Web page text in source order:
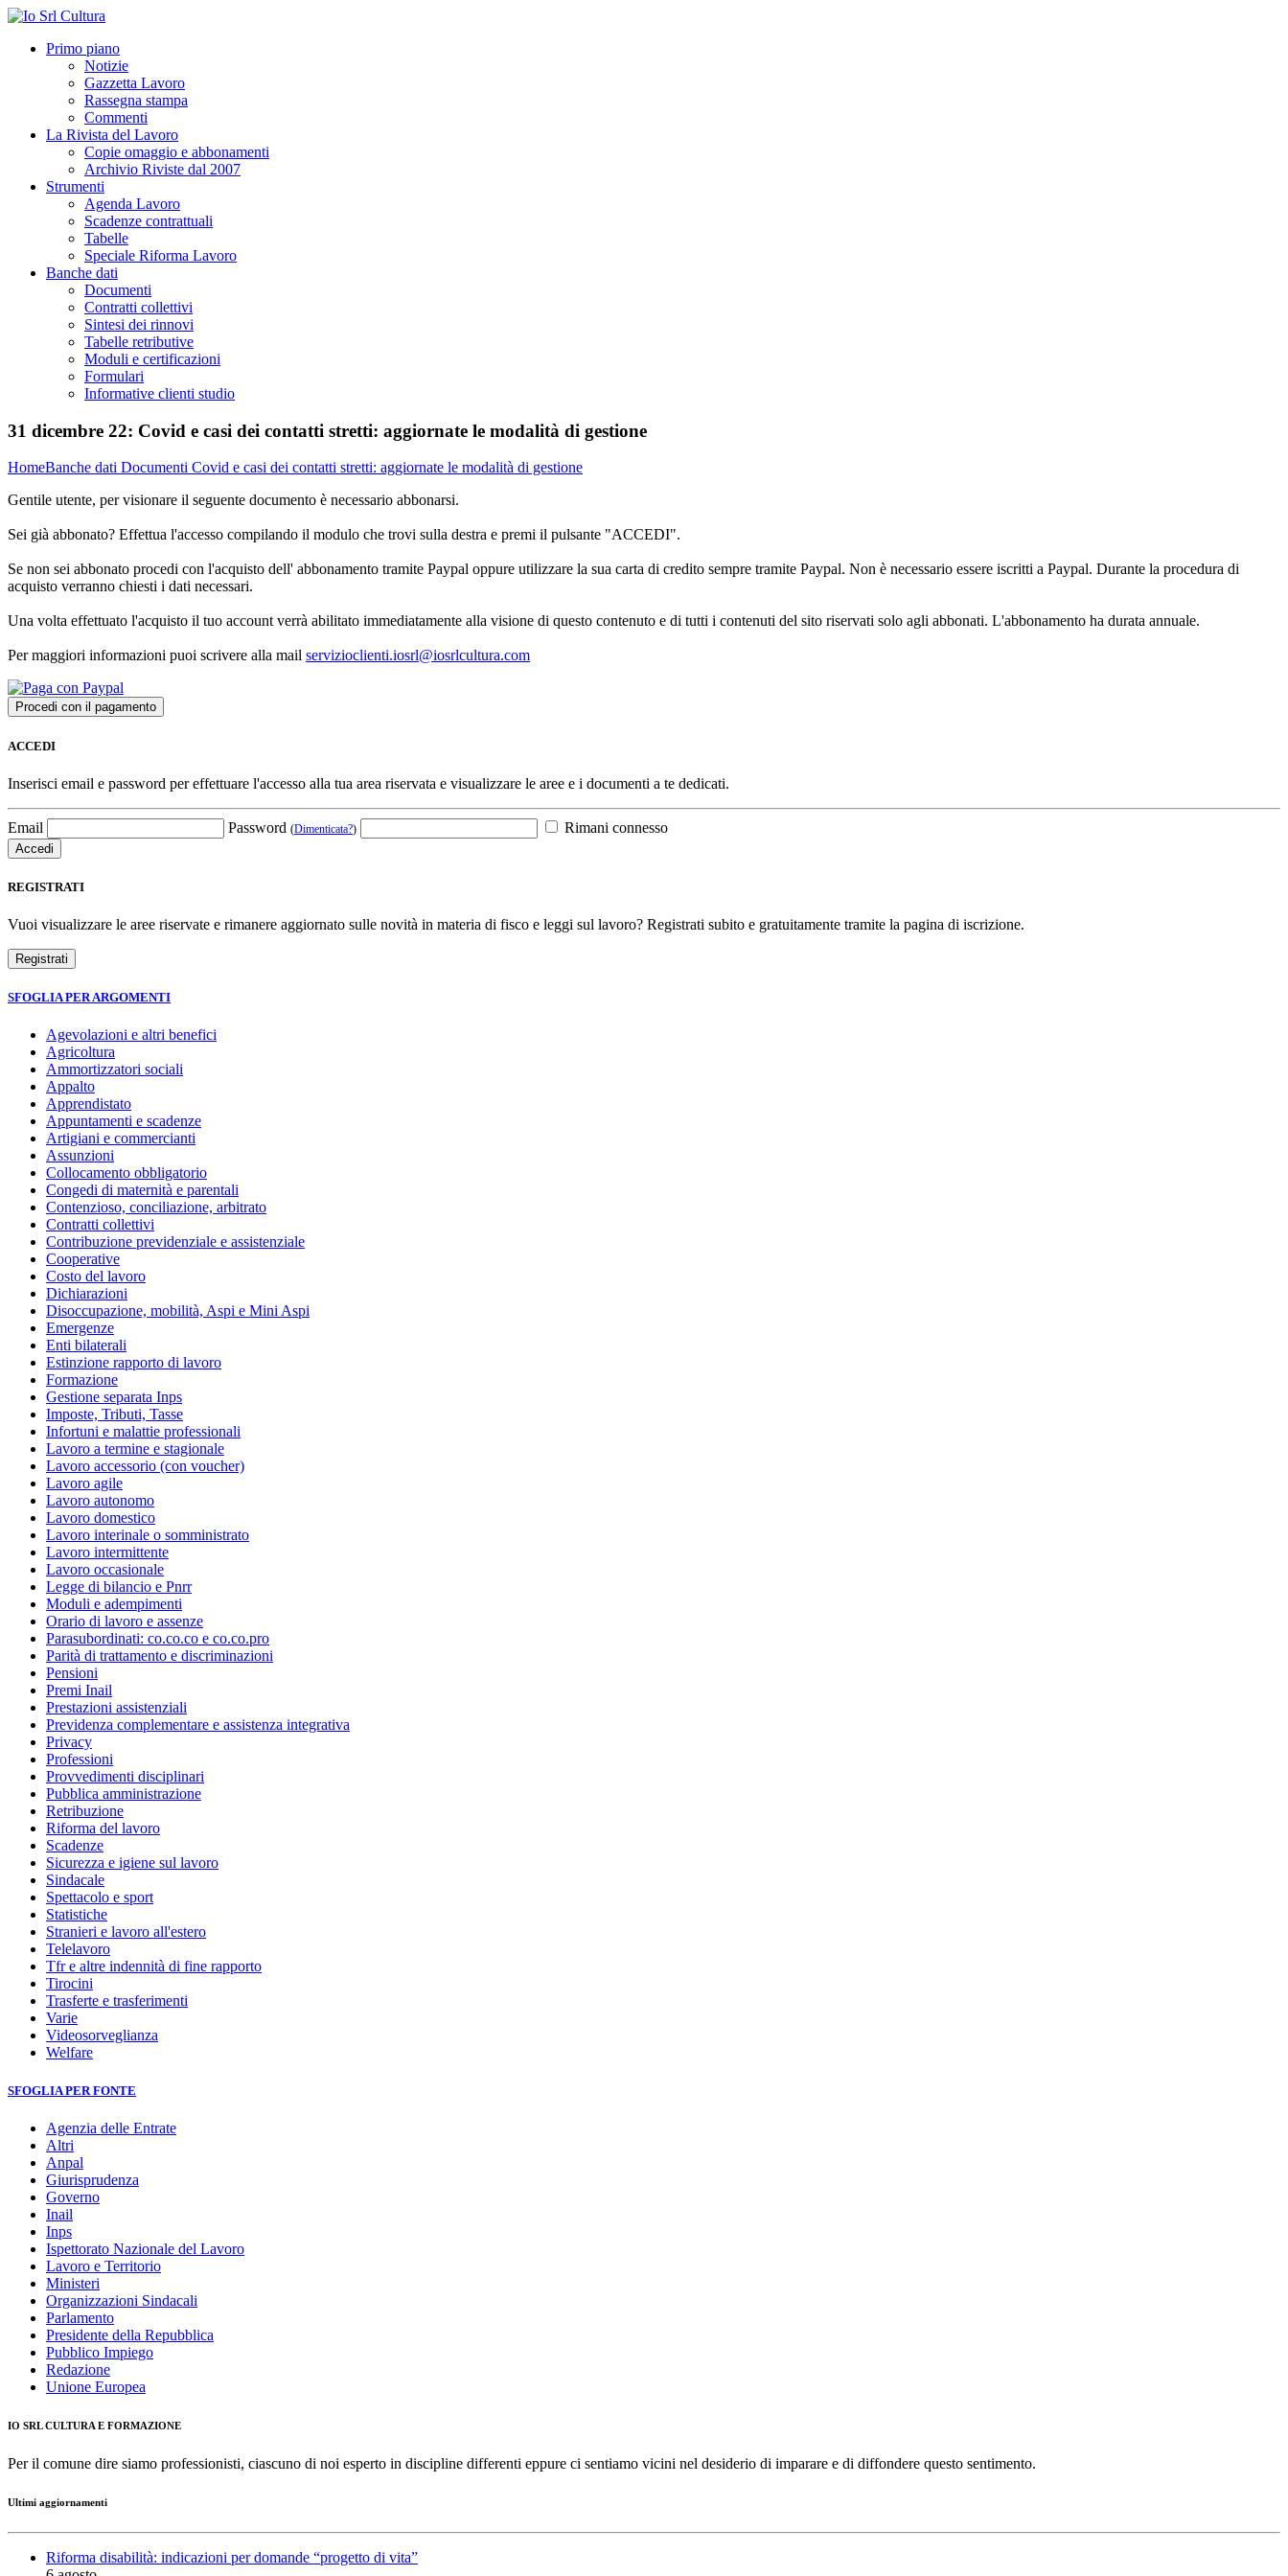
Primo piano
Notizie
Gazzetta Lavoro
Rassegna stampa
Commenti
La Rivista del Lavoro
Copie omaggio e abbonamenti
Archivio Riviste dal 2007
Strumenti
Agenda Lavoro
Scadenze contrattuali
Tabelle
Speciale Riforma Lavoro
Banche dati
Documenti
Contratti collettivi
Sintesi dei rinnovi
Tabelle retributive
Moduli e certificazioni
Formulari
Informative clienti studio
31 dicembre 22: Covid e casi dei contatti stretti: aggiornate le modalità di gestione
HomeBanche dati Documenti Covid e casi dei contatti stretti: aggiornate le modalità di gestione
Gentile utente, per visionare il seguente documento è necessario abbonarsi.
Sei già abbonato? Effettua l'accesso compilando il modulo che trovi sulla destra e premi il pulsante "ACCEDI".
Se non sei abbonato procedi con l'acquisto dell' abbonamento tramite Paypal oppure utilizzare la sua carta di credito sempre tramite Paypal. Non è necessario essere iscritti a Paypal. Durante la procedura di
acquisto verranno chiesti i dati necessari.
Una volta effettuato l'acquisto il tuo account verrà abilitato immediatamente alla visione di questo contenuto e di tutti i contenuti del sito riservati solo agli abbonati. L'abbonamento ha durata annuale.
Per maggiori informazioni puoi scrivere alla mail servizioclienti.iosrl@iosrlcultura.com
ACCEDI
Inserisci email e password per effettuare l'accesso alla tua area riservata e visualizzare le aree e i documenti a te dedicati.
Email Password (Dimenticata?) Rimani connesso
REGISTRATI
Vuoi visualizzare le aree riservate e rimanere aggiornato sulle novità in materia di fisco e leggi sul lavoro? Registrati subito e gratuitamente tramite la pagina di iscrizione.
SFOGLIA PER ARGOMENTI
Agevolazioni e altri benefici
Agricoltura
Ammortizzatori sociali
Appalto
Apprendistato
Appuntamenti e scadenze
Artigiani e commercianti
Assunzioni
Collocamento obbligatorio
Congedi di maternità e parentali
Contenzioso, conciliazione, arbitrato
Contratti collettivi
Contribuzione previdenziale e assistenziale
Cooperative
Costo del lavoro
Dichiarazioni
Disoccupazione, mobilità, Aspi e Mini Aspi
Emergenze
Enti bilaterali
Estinzione rapporto di lavoro
Formazione
Gestione separata Inps
Imposte, Tributi, Tasse
Infortuni e malattie professionali
Lavoro a termine e stagionale
Lavoro accessorio (con voucher)
Lavoro agile
Lavoro autonomo
Lavoro domestico
Lavoro interinale o somministrato
Lavoro intermittente
Lavoro occasionale
Legge di bilancio e Pnrr
Moduli e adempimenti
Orario di lavoro e assenze
Parasubordinati: co.co.co e co.co.pro
Parità di trattamento e discriminazioni
Pensioni
Premi Inail
Prestazioni assistenziali
Previdenza complementare e assistenza integrativa
Privacy
Professioni
Provvedimenti disciplinari
Pubblica amministrazione
Retribuzione
Riforma del lavoro
Scadenze
Sicurezza e igiene sul lavoro
Sindacale
Spettacolo e sport
Statistiche
Stranieri e lavoro all'estero
Telelavoro
Tfr e altre indennità di fine rapporto
Tirocini
Trasferte e trasferimenti
Varie
Videosorveglianza
Welfare
SFOGLIA PER FONTE
Agenzia delle Entrate
Altri
Anpal
Giurisprudenza
Governo
Inail
Inps
Ispettorato Nazionale del Lavoro
Lavoro e Territorio
Ministeri
Organizzazioni Sindacali
Parlamento
Presidente della Repubblica
Pubblico Impiego
Redazione
Unione Europea
IO SRL CULTURA E FORMAZIONE
Per il comune dire siamo professionisti, ciascuno di noi esperto in discipline differenti eppure ci sentiamo vicini nel desiderio di imparare e di diffondere questo sentimento.
Ultimi aggiornamenti
Riforma disabilità: indicazioni per domande “progetto di vita”